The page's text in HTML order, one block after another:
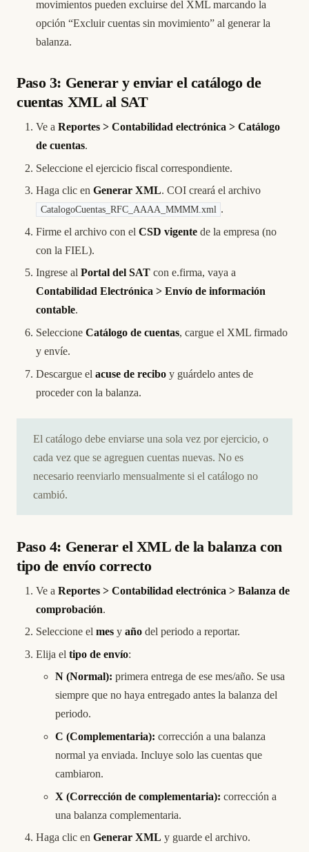
movimientos pueden excluirse del XML marcando la
opción “Excluir cuentas sin movimiento” al generar la
balanza.
Paso 3: Generar y enviar el catálogo de
cuentas XML al SAT
Ve a Reportes > Contabilidad electrónica > Catálogo
de cuentas.
Seleccione el ejercicio fiscal correspondiente.
Haga clic en Generar XML. COI creará el archivo
CatalogoCuentas_RFC_AAAA_MMMM.xml .
Firme el archivo con el CSD vigente de la empresa (no
con la FIEL).
Ingrese al Portal del SAT con e.firma, vaya a
Contabilidad Electrónica > Envío de información
contable.
Seleccione Catálogo de cuentas, cargue el XML firmado
y envíe.
Descargue el acuse de recibo y guárdelo antes de
proceder con la balanza.
El catálogo debe enviarse una sola vez por ejercicio, o
cada vez que se agreguen cuentas nuevas. No es
necesario reenviarlo mensualmente si el catálogo no
cambió.
Paso 4: Generar el XML de la balanza con
tipo de envío correcto
Ve a Reportes > Contabilidad electrónica > Balanza de
comprobación.
Seleccione el mes y año del periodo a reportar.
Elija el tipo de envío:
N (Normal): primera entrega de ese mes/año. Se usa
siempre que no haya entregado antes la balanza del
periodo.
C (Complementaria): corrección a una balanza
normal ya enviada. Incluye solo las cuentas que
cambiaron.
X (Corrección de complementaria): corrección a
una balanza complementaria.
Haga clic en Generar XML y guarde el archivo.